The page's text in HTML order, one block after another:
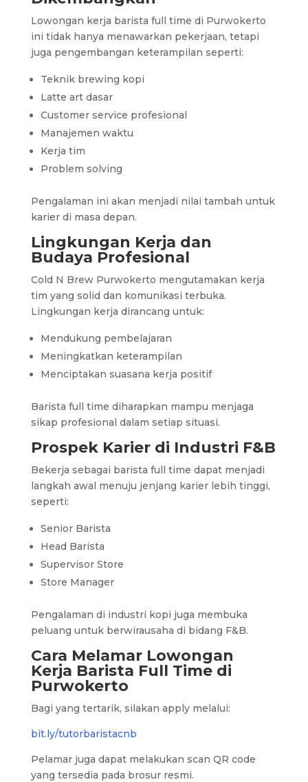
Lowongan kerja barista full time di Purwokerto
ini tidak hanya menawarkan pekerjaan, tetapi
juga pengembangan keterampilan seperti:
Teknik brewing kopi
Latte art dasar
Customer service profesional
Manajemen waktu
Kerja tim
Problem solving
Pengalaman ini akan menjadi nilai tambah untuk
karier di masa depan.
Lingkungan Kerja dan
Budaya Profesional
Cold N Brew Purwokerto mengutamakan kerja
tim yang solid dan komunikasi terbuka.
Lingkungan kerja dirancang untuk:
Mendukung pembelajaran
Meningkatkan keterampilan
Menciptakan suasana kerja positif
Barista full time diharapkan mampu menjaga
sikap profesional dalam setiap situasi.
Prospek Karier di Industri F&B
Bekerja sebagai barista full time dapat menjadi
langkah awal menuju jenjang karier lebih tinggi,
seperti:
Senior Barista
Head Barista
Supervisor Store
Store Manager
Pengalaman di industri kopi juga membuka
peluang untuk berwirausaha di bidang F&B.
Cara Melamar Lowongan
Kerja Barista Full Time di
Purwokerto
Bagi yang tertarik, silakan apply melalui:
bit.ly/tutorbaristacnb
Pelamar juga dapat melakukan scan QR code
yang tersedia pada brosur resmi.